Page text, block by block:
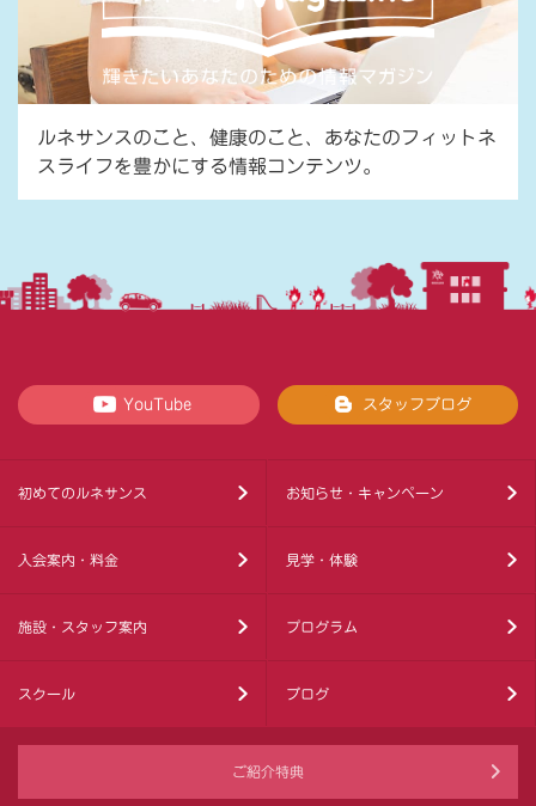
ルネサンスのこと、健康のこと、あなたのフィットネ
スライフを豊かにする情報コンテンツ。
YouTube スタッフブログ
初めてのルネサンス お知らせ・キャンペーン
入会案内・料金 見学・体験
施設・スタッフ案内 プログラム
スクール ブログ
ご紹介特典